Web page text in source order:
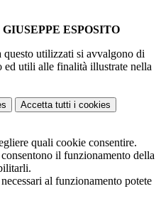
GIUSEPPE ESPOSITO
utilizzati si avvalgono di
ed utili alle finalità illustrate nella
Accetta tutti i cookies
quali cookie consentire.
il funzionamento della
al funzionamento potete